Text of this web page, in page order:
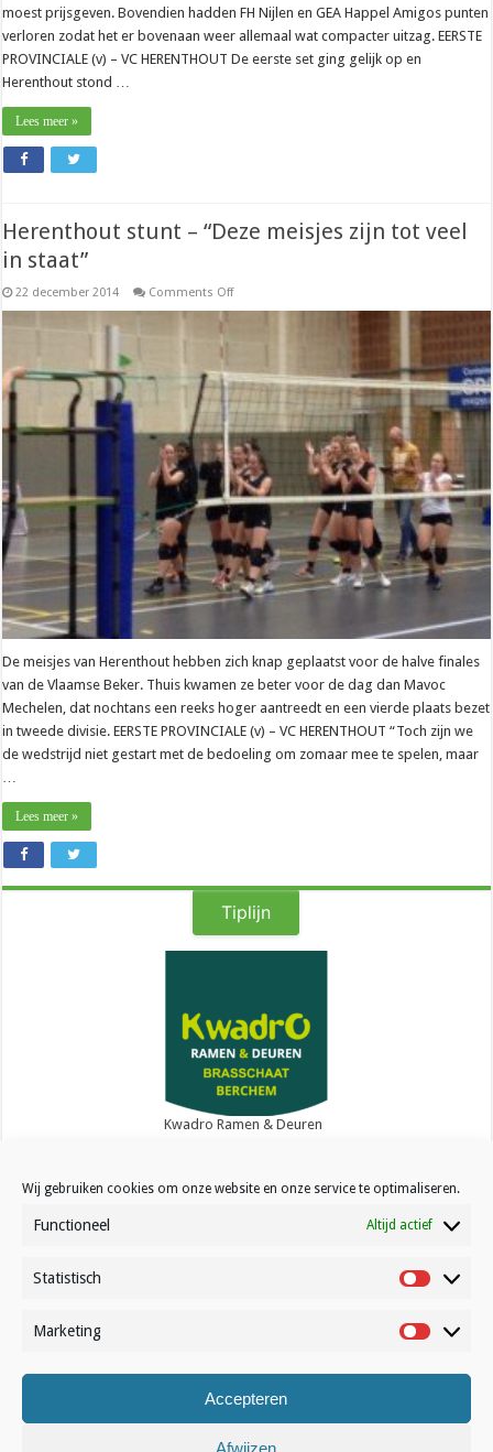
Wij gebruiken cookies om onze website en onze service te optimaliseren.
Functioneel Altijd actief
Statistisch Statistisch
Marketing
Accepteren
Afwijzen
moest prijsgeven. Bovendien hadden FH Nijlen en GEA Happel Amigos punten
verloren zodat het er bovenaan weer allemaal wat compacter uitzag. EERSTE
PROVINCIALE (v) – VC HERENTHOUT De eerste set ging gelijk op en
Herenthout stond …
Lees meer »
Herenthout stunt – “Deze meisjes zijn tot veel
in staat”
22 december 2014 Comments Offon
zijn
tot
veel
staat”
De meisjes van Herenthout hebben zich knap geplaatst voor de halve finales
van de Vlaamse Beker. Thuis kwamen ze beter voor de dag dan Mavoc
Mechelen, dat nochtans een reeks hoger aantreedt en een vierde plaats bezet
in tweede divisie. EERSTE PROVINCIALE (v) – VC HERENTHOUT “Toch zijn we
de wedstrijd niet gestart met de bedoeling om zomaar mee te spelen, maar
…
Lees meer »
Tiplijn
Kwadro Ramen & Deuren
Contact
© Volleynews.be2026
Algemene voorwaarden|Privacy